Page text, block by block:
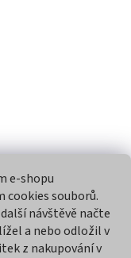
e-shopu
cookies souborů.
návštěvě načte
a nebo odložil v
z nakupování v